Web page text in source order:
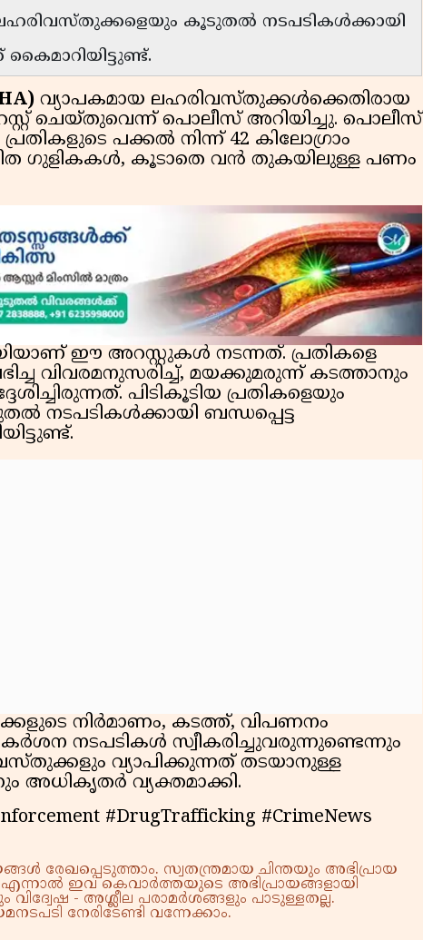
ലഹരിവസ്തുക്കളെയും കൂടുതൽ നടപടികൾക്കായി
വ്യാപകമായ ലഹരിവസ്തുക്കള്‍ക്കെതിരായ
ചെയ്തുവെന്ന് പൊലീസ് അറിയിച്ചു. പൊലീസ്
പക്കൽ നിന്ന് 42 കിലോഗ്രാം
ഗുളികകൾ, കൂടാതെ വൻ തുകയിലുള്ള പണം
ഈ അറസ്റ്റുകൾ നടന്നത്. പ്രതികളെ
വിവരമനുസരിച്ച്, മയക്കുമരുന്ന് കടത്താനും
പിടികൂടിയ പ്രതികളെയും
നടപടികൾക്കായി ബന്ധപ്പെട്ട
നിർമാണം, കടത്ത്, വിപണനം
നടപടികൾ സ്വീകരിച്ചുവരുന്നുണ്ടെന്നും
വ്യാപിക്കുന്നത് തടയാനുള്ള
അധികൃതർ വ്യക്തമാക്കി.
#DrugTrafficking #CrimeNews
രേഖപ്പെടുത്താം. സ്വതന്ത്രമായ ചിന്തയും അഭിപ്രായ
എന്നാൽ ഇവ കെവാർത്തയുടെ അഭിപ്രായങ്ങളായി
- അശ്ലീല പരാമർശങ്ങളും പാടുള്ളതല്ല.
നേരിടേണ്ടി വന്നേക്കാം.